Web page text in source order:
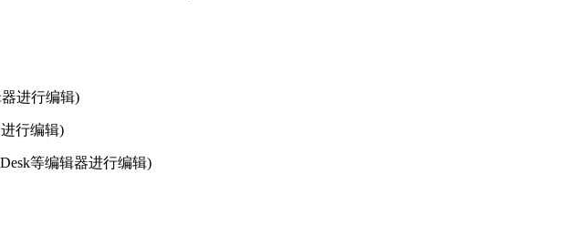
进行编辑)
行编辑)
等编辑器进行编辑)